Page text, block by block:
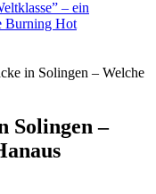
– ein
Burning Hot
in Solingen – Welche
Solingen –